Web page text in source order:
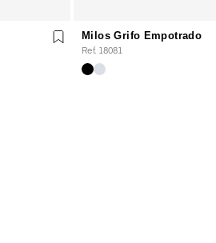
Milos Grifo Empotrado
Ref. 18081